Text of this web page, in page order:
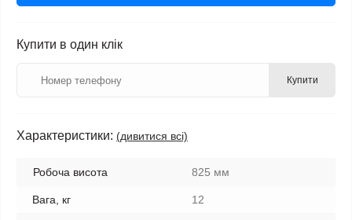
Купити в один клік
Купити
Характеристики: (дивитися всі)
Робоча висота 825 мм
Вага, кг 12